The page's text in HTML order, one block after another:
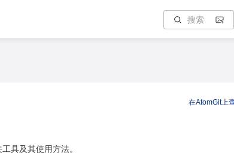
具及其使用方法。
在AtomGit上